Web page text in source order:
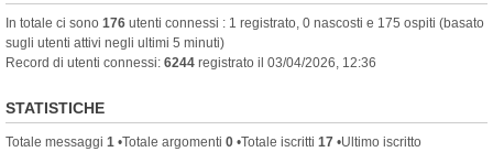
In totale ci sono 176 utenti connessi : 1 registrato, 0 nascosti e 175 ospiti (basato
sugli utenti attivi negli ultimi 5 minuti)
Record di utenti connessi: 6244 registrato il 03/04/2026, 12:36
STATISTICHE
Totale messaggi 1 •Totale argomenti 0 •Totale iscritti 17 •Ultimo iscritto